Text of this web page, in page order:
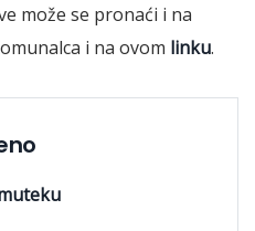
može se pronaći i na
i na ovom linku.